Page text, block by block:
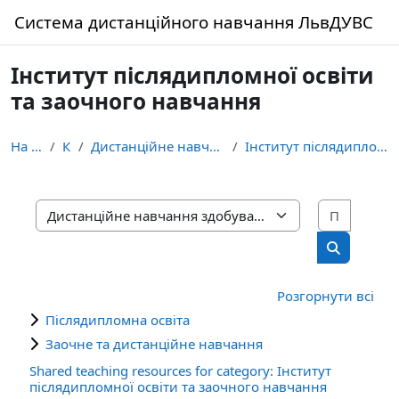
Система дистанційного навчання ЛьвДУВС
Інститут післядипломної освіти
та заочного навчання
На головну Курси Дистанційне навчання здобувачів освіти ЛьвДУВС Інститут післядипломної освіти та заочного навчання
Категорії курсів
Пошук
Розгорнути всі
Післядипломна освіта
Заочне та дистанційне навчання
Shared teaching resources for category: Інститут
післядипломної освіти та заочного навчання